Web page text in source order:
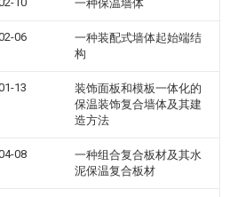
一种保温墙体
06
一种装配式墙体起始端结
构
13
装饰面板和模板一体化的
保温装饰复合墙体及其建
造方法
08
一种组合复合板材及其水
泥保温复合板材